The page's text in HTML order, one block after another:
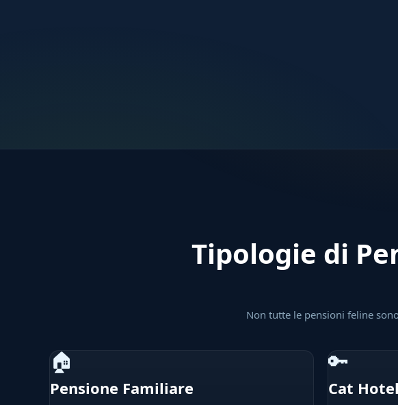
Tipologie di
Non tutte le pensioni feline
🏠
Pensione Familiare
🔑
Cat